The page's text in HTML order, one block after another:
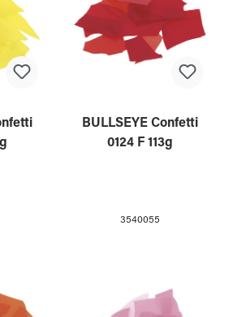
BULLSEYE Confetti
0124 F 113g
3540055